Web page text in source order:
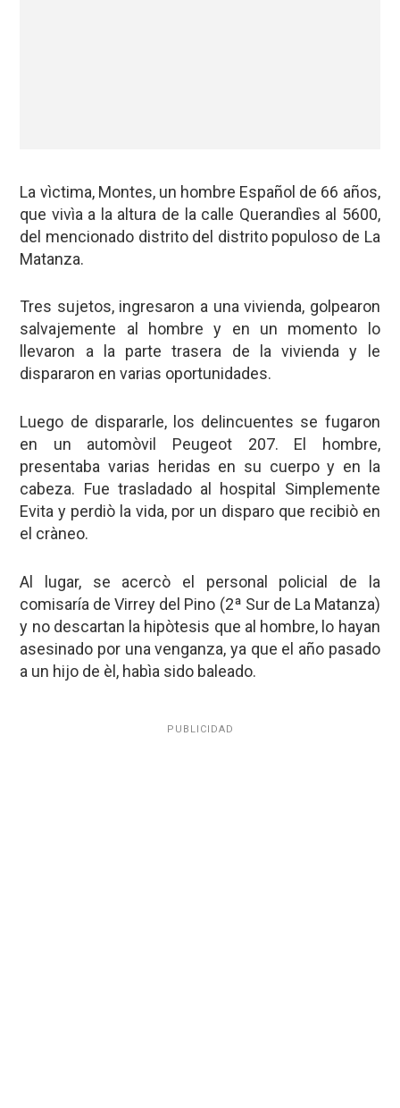
La vìctima, Montes, un hombre Español de 66 años,
que vivìa a la altura de la calle Querandìes al 5600,
del mencionado distrito del distrito populoso de La
Matanza.
Tres sujetos, ingresaron a una vivienda, golpearon
salvajemente al hombre y en un momento lo
llevaron a la parte trasera de la vivienda y le
dispararon en varias oportunidades.
Luego de dispararle, los delincuentes se fugaron
en un automòvil Peugeot 207. El hombre,
presentaba varias heridas en su cuerpo y en la
cabeza. Fue trasladado al hospital Simplemente
Evita y perdiò la vida, por un disparo que recibiò en
el cràneo.
Al lugar, se acercò el personal policial de la
comisaría de Virrey del Pino (2ª Sur de La Matanza)
y no descartan la hipòtesis que al hombre, lo hayan
asesinado por una venganza, ya que el año pasado
a un hijo de èl, habìa sido baleado.
PUBLICIDAD